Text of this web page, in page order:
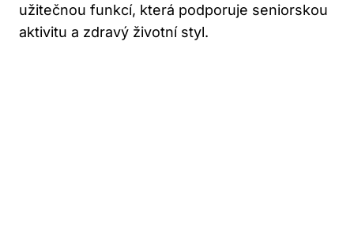
užitečnou funkcí, která podporuje seniorskou
aktivitu a ​zdravý‍ životní styl.